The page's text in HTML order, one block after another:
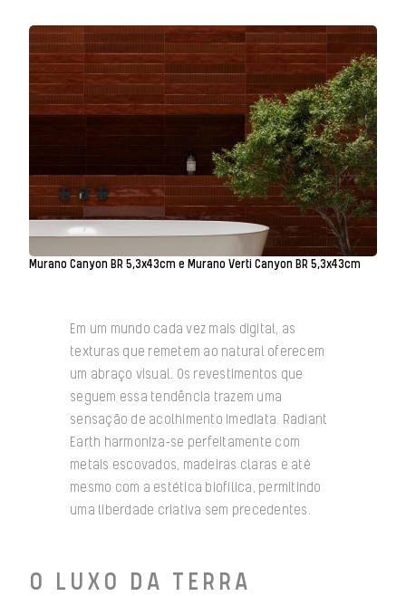
Murano Canyon BR 5,3x43cm e Murano Verti Canyon BR 5,3x43cm
Em um mundo cada vez mais digital, as
texturas que remetem ao natural oferecem
um abraço visual. Os revestimentos que
seguem essa tendência trazem uma
sensação de acolhimento imediata. Radiant
Earth harmoniza-se perfeitamente com
metais escovados, madeiras claras e até
mesmo com a estética biofílica, permitindo
uma liberdade criativa sem precedentes.
O LUXO DA TERRA